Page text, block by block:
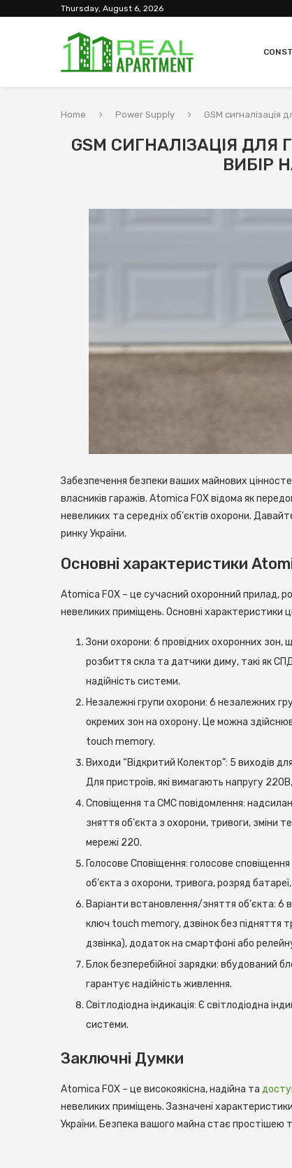
Thursday, August 6, 2026
Home Power Supply GSM сигналізація
GSM СИГНАЛІЗАЦІЯ
ВИБІР
Забезпечення безпеки ваших майнових
власників гаражів. Atomica FOX відома як
невеликих та середніх об’єктів охорони.
ринку України.
Основні характеристики
Atomica FOX – це сучасний охоронний прилад,
невеликих приміщень. Основні характеристики
Зони охорони: 6 провідних охоронних зон,
розбиття скла та датчики диму, такі як
надійність системи.
Незалежні групи охорони: 6 незалежних
окремих зон на охорону. Це можна
touch memory.
Виходи “Відкритий Колектор”: 5 виходів
Для пристроїв, які вимагають напругу
Сповіщення та СМС повідомлення:
зняття об’єкта з охорони, тривоги, зміни
мережі 220.
Голосове Сповіщення: голосове
об’єкта з охорони, тривога, розряд
Варіанти встановлення/зняття об’єкта: 6
ключ touch memory, дзвінок без підняття
дзвінка), додаток на смартфоні або
Блок безперебійної зарядки: вбудований
гарантує надійність живлення.
Світлодіодна індикація: Є світлодіодна
системи.
Заключні Думки
Atomica FOX – це високоякісна, надійна та
невеликих приміщень. Зазначені
України. Безпека вашого майна стає простішею